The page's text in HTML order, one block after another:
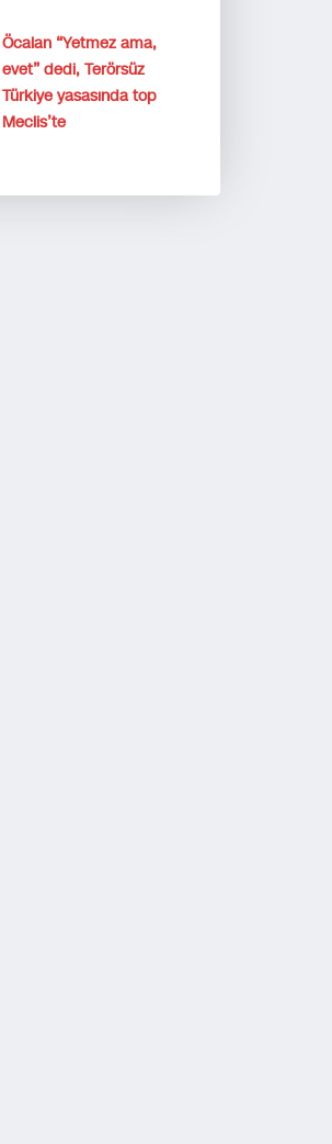
Öcalan “Yetmez ama,
evet” dedi, Terörsüz
Türkiye yasasında top
Meclis’te